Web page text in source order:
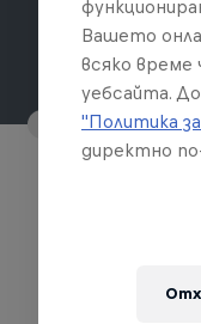
Вашето
всяко време
уебсайта.
"Политика
директно